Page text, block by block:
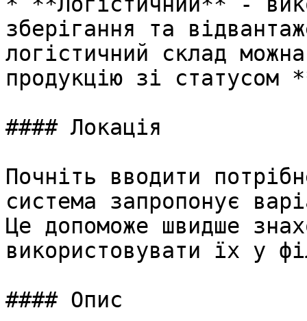
зберігання та
логістичний склад
продукцію зі статусом
#### Локація
Почніть вводити
система запропонує
Це допоможе швидше
використовувати їх у
#### Опис